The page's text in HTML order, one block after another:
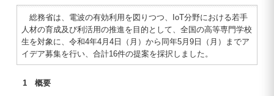
総務省は、電波の有効利用を図りつつ、IoT分野における若手
人材の育成及び利活用の推進を目的として、全国の高等専門学校
生を対象に、令和4年4月4日（月）から同年5月9日（月）までア
イデア募集を行い、合計16件の提案を採択しました。
1 概要